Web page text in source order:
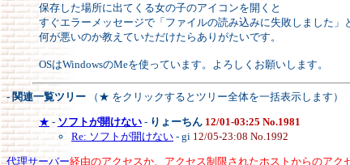
保存した場所に出てくる女の子のアイコンを開くと
すぐエラーメッセージで「ファイルの読み込みに失敗しました」
何が悪いのか教えていただけたらありがたいです。
OSはWindowsのMeを使っています。よろしくお願いします。
- 関連一覧ツリー （★ をクリックするとツリー全体を一括表示します）
★ - ソフトが開けない - りょーちん 12/01-03:25 No.1981
Re: ソフトが開けない - gi 12/05-23:08 No.1992
代理サーバー経由のアクセスか、アクセス制限されたホストからのアク